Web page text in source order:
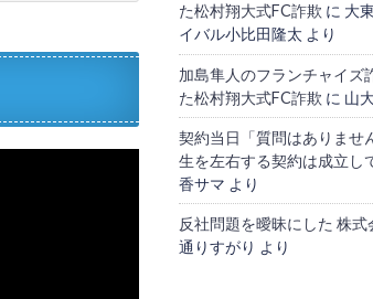
た松村翔大式FC詐欺 に 大
イバル小比田隆太 より
加島隼人のフランチャイズ
た松村翔大式FC詐欺 に 山
契約当日「質問はありませ
生を左右する契約は成立し
香サマ より
反社問題を曖昧にした 株
通りすがり より